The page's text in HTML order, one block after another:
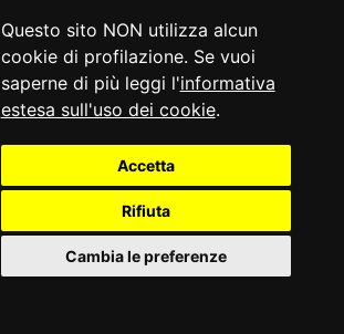
Questo sito NON utilizza alcun
cookie di profilazione. Se vuoi
saperne di più leggi l'informativa
estesa sull'uso dei cookie.
Accetta
Rifiuta
Cambia le preferenze